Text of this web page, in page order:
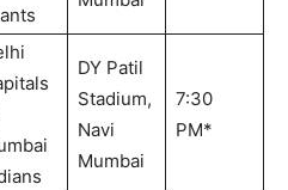
DY Patil
Stadium,
Navi
Mumbai
7:30
PM*